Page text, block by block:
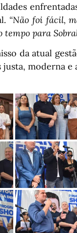
“Não foi fácil,
tempo para
da atual
moderna